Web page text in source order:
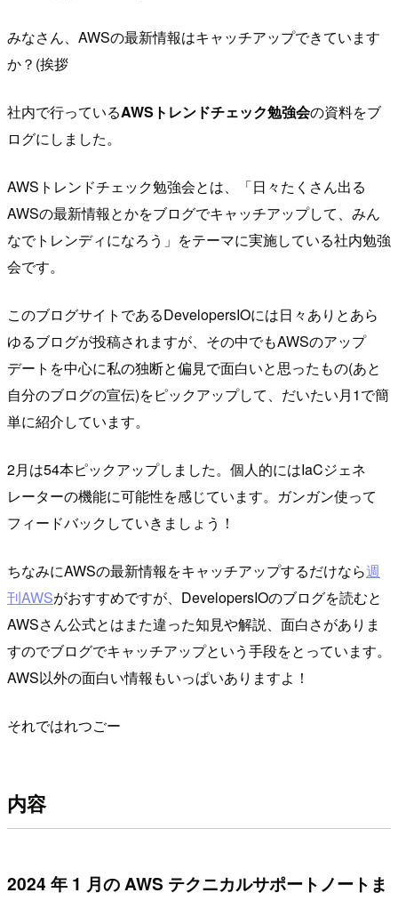
みなさん、AWSの最新情報はキャッチアップできています
か？(挨拶
社内で行っているAWSトレンドチェック勉強会の資料をブ
ログにしました。
AWSトレンドチェック勉強会とは、「日々たくさん出る
AWSの最新情報とかをブログでキャッチアップして、みん
なでトレンディになろう」をテーマに実施している社内勉強
会です。
このブログサイトであるDevelopersIOには日々ありとあら
ゆるブログが投稿されますが、その中でもAWSのアップ
デートを中心に私の独断と偏見で面白いと思ったもの(あと
自分のブログの宣伝)をピックアップして、だいたい月1で簡
単に紹介しています。
2月は54本ピックアップしました。個人的にはIaCジェネ
レーターの機能に可能性を感じています。ガンガン使って
フィードバックしていきましょう！
ちなみにAWSの最新情報をキャッチアップするだけなら週
刊AWSがおすすめですが、DevelopersIOのブログを読むと
AWSさん公式とはまた違った知見や解説、面白さがありま
すのでブログでキャッチアップという手段をとっています。
AWS以外の面白い情報もいっぱいありますよ！
それではれつごー
内容
2024 年 1 月の AWS テクニカルサポートノートま